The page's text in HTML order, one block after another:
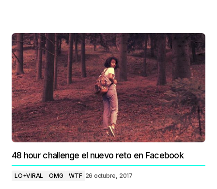
48 hour challenge el nuevo reto en Facebook
LO+VIRAL OMG WTF 26 octubre, 2017